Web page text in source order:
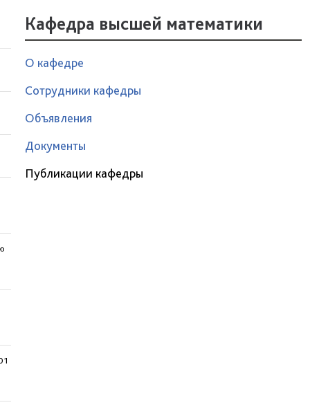
Кафедра высшей математики
О кафедре
Сотрудники кафедры
Объявления
Документы
Публикации кафедры